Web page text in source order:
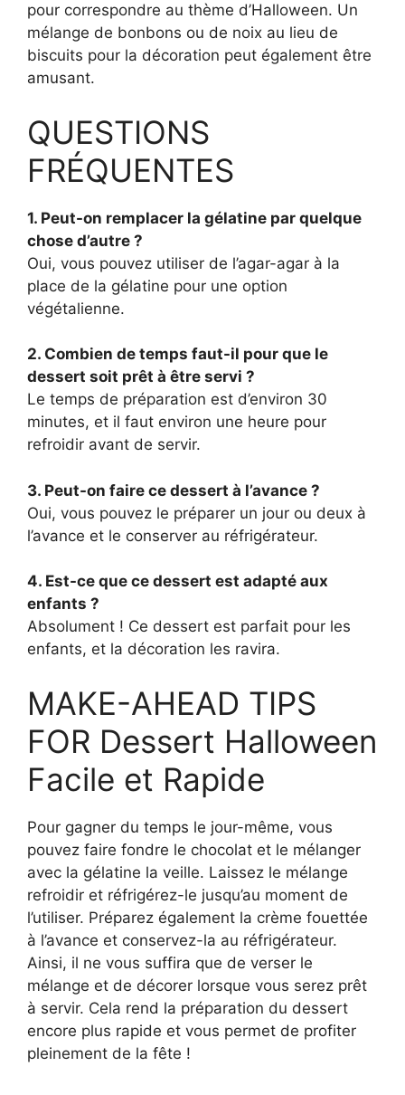
pour correspondre au thème d’Halloween. Un
mélange de bonbons ou de noix au lieu de
biscuits pour la décoration peut également être
amusant.
QUESTIONS
FRÉQUENTES
1. Peut-on remplacer la gélatine par quelque
chose d’autre ?
Oui, vous pouvez utiliser de l’agar-agar à la
place de la gélatine pour une option
végétalienne.
2. Combien de temps faut-il pour que le
dessert soit prêt à être servi ?
Le temps de préparation est d’environ 30
minutes, et il faut environ une heure pour
refroidir avant de servir.
3. Peut-on faire ce dessert à l’avance ?
Oui, vous pouvez le préparer un jour ou deux à
l’avance et le conserver au réfrigérateur.
4. Est-ce que ce dessert est adapté aux
enfants ?
Absolument ! Ce dessert est parfait pour les
enfants, et la décoration les ravira.
MAKE-AHEAD TIPS
FOR Dessert Halloween
Facile et Rapide
Pour gagner du temps le jour-même, vous
pouvez faire fondre le chocolat et le mélanger
avec la gélatine la veille. Laissez le mélange
refroidir et réfrigérez-le jusqu’au moment de
l’utiliser. Préparez également la crème fouettée
à l’avance et conservez-la au réfrigérateur.
Ainsi, il ne vous suffira que de verser le
mélange et de décorer lorsque vous serez prêt
à servir. Cela rend la préparation du dessert
encore plus rapide et vous permet de profiter
pleinement de la fête !